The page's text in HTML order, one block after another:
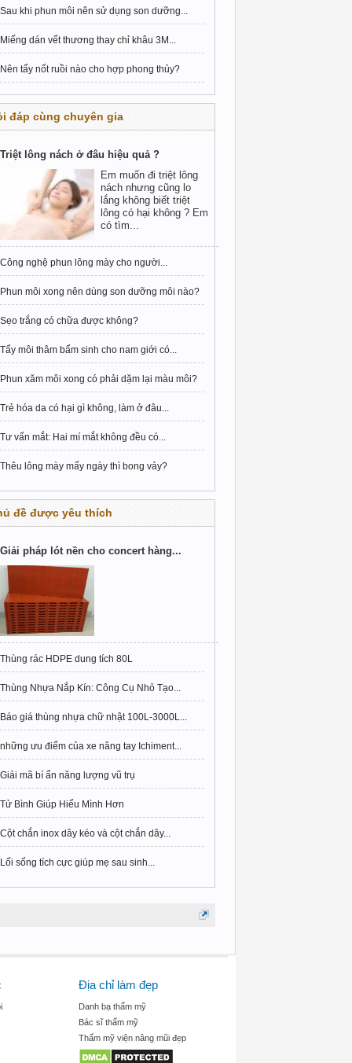
Sau khi phun môi nên sử dụng son dưỡng...
Miếng dán vết thương thay chỉ khâu 3M...
Nên tẩy nốt ruồi nào cho hợp phong thủy?
đáp cùng chuyên gia
Triệt lông nách ở đâu hiệu quả ?
Em muốn đi triệt lông
nách nhưng cũng lo
lắng không biết triệt
lông có hại không ? Em
có tìm...
Công nghệ phun lông mày cho người...
Phun môi xong nên dùng son dưỡng môi nào?
Sẹo trắng có chữa được không?
Tẩy môi thâm bẩm sinh cho nam giới có...
Phun xăm môi xong có phải dặm lại màu môi?
Trẻ hóa da có hại gì không, làm ở đâu...
Tư vấn mắt: Hai mí mắt không đều có...
Thêu lông mày mấy ngày thì bong vảy?
đề được yêu thích
Giải pháp lót nền cho concert hàng...
Thùng rác HDPE dung tích 80L
Thùng Nhựa Nắp Kín: Công Cụ Nhỏ Tạo...
Báo giá thùng nhựa chữ nhật 100L-3000L...
những ưu điểm của xe nâng tay Ichiment...
Giải mã bí ẩn năng lượng vũ trụ
Tử Bình Giúp Hiểu Mình Hơn
Cột chắn inox dây kéo và cột chắn dây...
Lối sống tích cực giúp mẹ sau sinh...
Địa chỉ làm đẹp
Danh bạ thẩm mỹ
Bác sĩ thẩm mỹ
Thẩm mỹ viện nâng mũi đẹp